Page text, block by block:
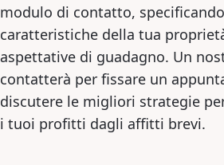
modulo di contatto,
caratteristiche della tua
aspettative di guadagno. Un
contatterà per fissare un
discutere le migliori strategie
i tuoi profitti dagli affitti brevi.